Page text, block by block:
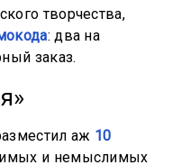
творчества,
: два на
заказ.
аж 10
и немыслимых